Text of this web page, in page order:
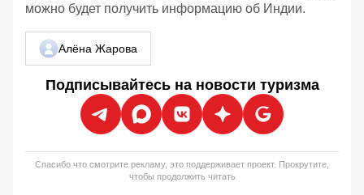
можно будет получить информацию об Индии.
Алёна Жарова
Подписывайтесь на новости туризма
Спасибо что смотрите рекламу, это поддерживает проект. Прокрутите,
чтобы продолжить читать